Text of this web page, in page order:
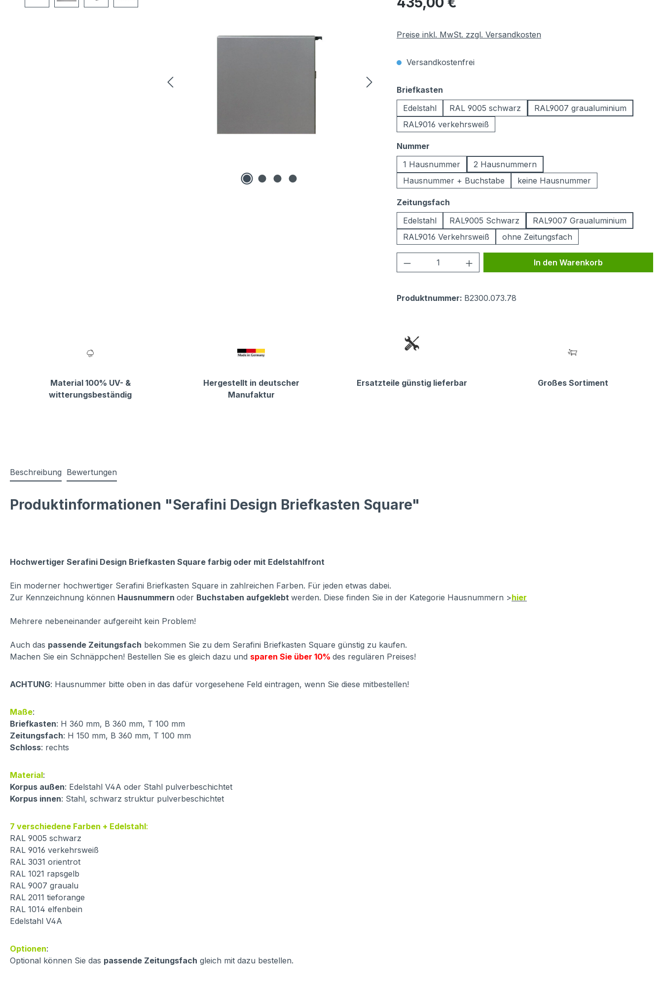
Preise inkl. MwSt. zzgl. Versandkosten
Versandkostenfrei
Briefkasten
Edelstahl
RAL 9005 schwarz
RAL9007 graualuminium
RAL9016 verkehrsweiß
Nummer
1 Hausnummer
2 Hausnummern
Hausnummer + Buchstabe
keine Hausnummer
Zeitungsfach
Edelstahl
RAL9005 Schwarz
RAL9007 Graualuminium
RAL9016 Verkehrsweiß
ohne Zeitungsfach
Produkt Anzahl: Gib den gewünschten Wert
In den Warenkorb
Produktnummer: B2300.073.78
Material 100% UV- &
witterungsbeständig
Hergestellt in deutscher
Manufaktur
Ersatzteile günstig lieferbar Großes Sortiment
Beschreibung Bewertungen
Produktinformationen "Serafini Design Briefkasten Square"
Hochwertiger Serafini Design Briefkasten Square farbig oder mit Edelstahlfront
Ein moderner hochwertiger Serafini Briefkasten Square in zahlreichen Farben. Für jeden etwas dabei.
Zur Kennzeichnung können Hausnummern oder Buchstaben aufgeklebt werden. Diese finden Sie in der Kategorie Hausnummern >hier
Mehrere nebeneinander aufgereiht kein Problem!
Auch das passende Zeitungsfach bekommen Sie zu dem Serafini Briefkasten Square günstig zu kaufen.
Machen Sie ein Schnäppchen! Bestellen Sie es gleich dazu und sparen Sie über 10% des regulären Preises!
ACHTUNG: Hausnummer bitte oben in das dafür vorgesehene Feld eintragen, wenn Sie diese mitbestellen!
Maße:
Briefkasten: H 360 mm, B 360 mm, T 100 mm
Zeitungsfach: H 150 mm, B 360 mm, T 100 mm
Schloss: rechts
Material:
Korpus außen: Edelstahl V4A oder Stahl pulverbeschichtet
Korpus innen: Stahl, schwarz struktur pulverbeschichtet
7 verschiedene Farben + Edelstahl:
RAL 9005 schwarz
RAL 9016 verkehrsweiß
RAL 3031 orientrot
RAL 1021 rapsgelb
RAL 9007 graualu
RAL 2011 tieforange
RAL 1014 elfenbein
Edelstahl V4A
Optionen:
Optional können Sie das passende Zeitungsfach gleich mit dazu bestellen.